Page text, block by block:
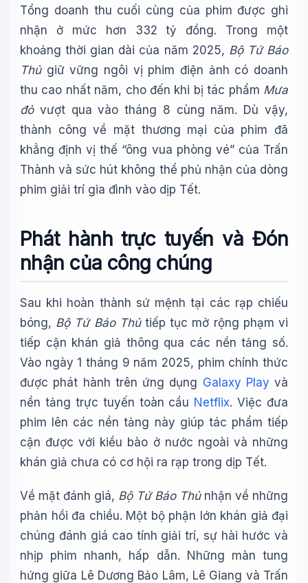
Tổng doanh thu cuối cùng của phim được ghi
nhận ở mức hơn 332 tỷ đồng. Trong một
khoảng thời gian dài của năm 2025, Bộ Tứ Báo
Thủgiữ vững ngôi vị phim điện ảnh có doanh
thu cao nhất năm, cho đến khi bị tác phẩm Mưa
đỏvượt qua vào tháng 8 cùng năm. Dù vậy,
thành công về mặt thương mại của phim đã
khẳng định vị thế “ông vua phòng vé” của Trấn
Thành và sức hút không thể phủ nhận của dòng
phim giải trí gia đình vào dịp Tết.
Phát hành trực tuyến và Đón
nhận của công chúng
Sau khi hoàn thành sứ mệnh tại các rạp chiếu
bóng, Bộ Tứ Báo Thủtiếp tục mở rộng phạm vi
tiếp cận khán giả thông qua các nền tảng số.
Vào ngày 1 tháng 9 năm 2025, phim chính thức
được phát hành trên ứng dụng Galaxy Play và
nền tảng trực tuyến toàn cầu Netflix. Việc đưa
phim lên các nền tảng này giúp tác phẩm tiếp
cận được với kiều bào ở nước ngoài và những
khán giả chưa có cơ hội ra rạp trong dịp Tết.
Về mặt đánh giá, Bộ Tứ Báo Thủnhận về những
phản hồi đa chiều. Một bộ phận lớn khán giả đại
chúng đánh giá cao tính giải trí, sự hài hước và
nhịp phim nhanh, hấp dẫn. Những màn tung
hứng giữa Lê Dương Bảo Lâm, Lê Giang và Trấn